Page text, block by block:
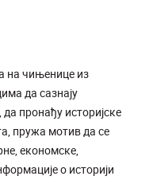
на чињенице из
да сазнају
пронађу историјске
пружа мотив да се
економске,
о историји